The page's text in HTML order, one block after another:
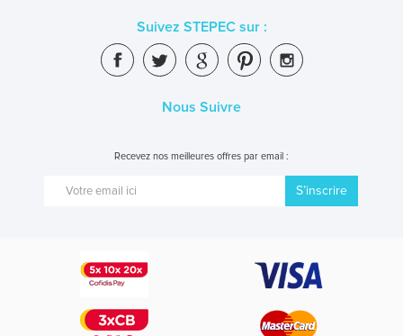
Suivez STEPEC sur :
Nous Suivre
Recevez nos meilleures offres par email :
S’inscrire